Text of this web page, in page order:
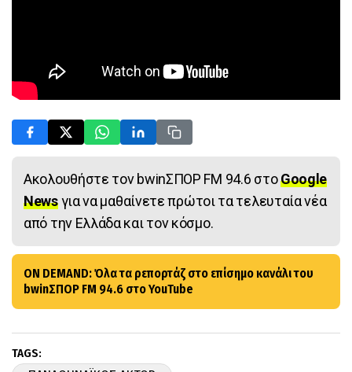
Ακολουθήστε τον bwinΣΠΟΡ FM 94.6 στοGoogle
Newsγια να μαθαίνετε πρώτοι τα τελευταία νέα
από την Ελλάδα και τον κόσμο.
ON DEMAND: Όλα τα ρεπορτάζ στο επίσημο κανάλι του
bwinΣΠΟΡ FM 94.6 στο YouTube
TAGS: